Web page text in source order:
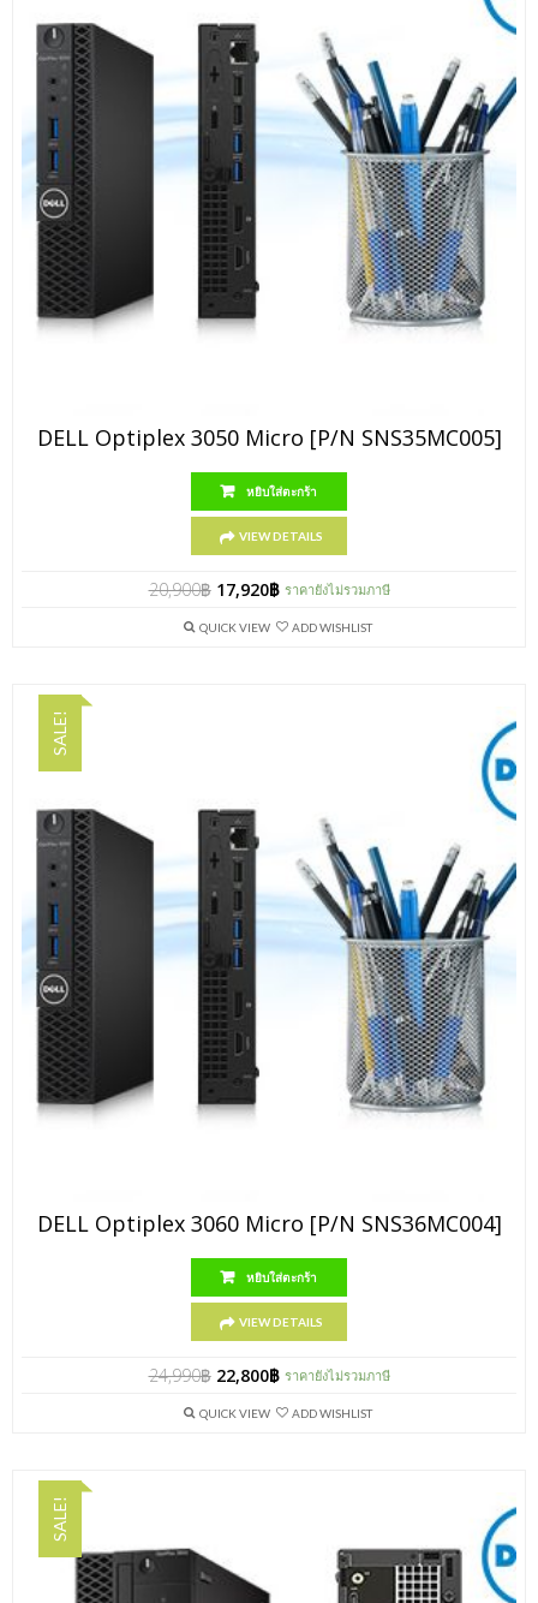
DELL Optiplex 3050 Micro [P/N SNS35MC005]
หยิบใส่ตะกร้า
VIEW DETAILS
20,900฿ 17,920฿ ราคายังไม่รวมภาษี
QUICK VIEW ADD WISHLIST
SALE!
DELL Optiplex 3060 Micro [P/N SNS36MC004]
หยิบใส่ตะกร้า
VIEW DETAILS
24,990฿ 22,800฿ ราคายังไม่รวมภาษี
QUICK VIEW ADD WISHLIST
SALE!